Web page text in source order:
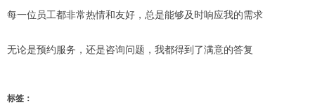
每一位员工都非常热情和友好，总是能够及时响应我的需求
无论是预约服务，还是咨询问题，我都得到了满意的答复
标签：